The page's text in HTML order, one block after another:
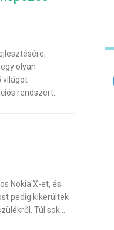
olyan
világot
rendszert…
Nokia X-et, és
pedig kikerültek
Túl sok…